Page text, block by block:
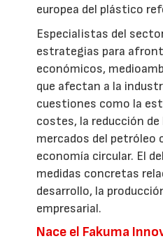
europea del plástico
Especialistas del
estrategias para
económicos,
que afectan a la
cuestiones como la
costes, la reducción de
mercados del petróleo
economía circular. El
medidas concretas
desarrollo, la
empresarial.
Nace el Fakuma